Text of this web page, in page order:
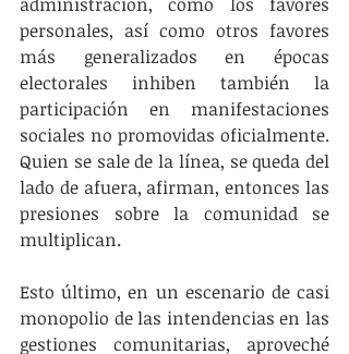
personales, así como otros favores
más generalizados en épocas
electorales inhiben también la
participación en manifestaciones
sociales no promovidas oficialmente.
Quien se sale de la línea, se queda del
lado de afuera, afirman, entonces las
presiones sobre la comunidad se
multiplican.
Esto último, en un escenario de casi
monopolio de las intendencias en las
gestiones comunitarias, aproveché